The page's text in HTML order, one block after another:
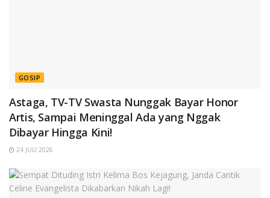
GOSIP
Astaga, TV-TV Swasta Nunggak Bayar Honor
Artis, Sampai Meninggal Ada yang Nggak
Dibayar Hingga Kini!
24 JULI 2026